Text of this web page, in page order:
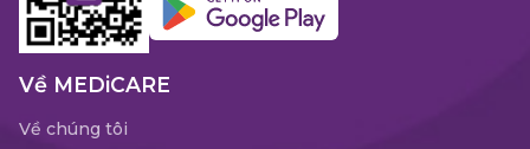
Về MEDiCARE
Về chúng tôi